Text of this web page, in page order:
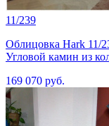
11/239
Облицовка Hark 11/
Угловой камин из
169 070 руб.